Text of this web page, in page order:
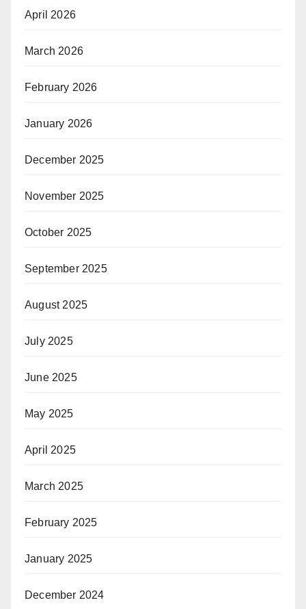
April 2026
March 2026
February 2026
January 2026
December 2025
November 2025
October 2025
September 2025
August 2025
July 2025
June 2025
May 2025
April 2025
March 2025
February 2025
January 2025
December 2024